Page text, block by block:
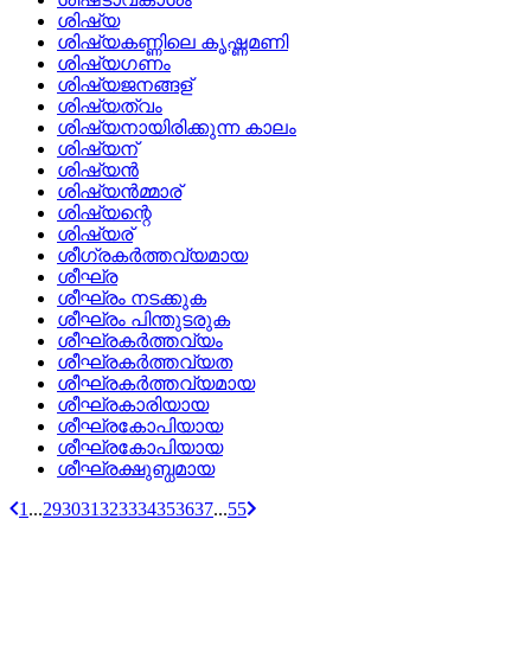
ശിഷ്യ
ശിഷ്യകണ്ണിലെ കൃഷ്ണമണി
ശിഷ്യഗണം
ശിഷ്യജനങ്ങള്
ശിഷ്യത്വം
ശിഷ്യനായിരിക്കുന്ന കാലം
ശിഷ്യന്
ശിഷ്യന്‍
ശിഷ്യന്‍മ്മാര്
ശിഷ്യന്റെ
ശിഷ്യര്
ശീഗ്രകര്‍ത്തവ്യമായ
ശീഘ്ര
ശീഘ്രം നടക്കുക
ശീഘ്രം പിന്തുടരുക
ശീഘ്രകര്‍ത്തവ്യം
ശീഘ്രകര്‍ത്തവ്യത
ശീഘ്രകര്‍ത്തവ്യമായ
ശീഘ്രകാരിയായ
ശീഘ്രകോപിയായ
ശീഘ്രകോപിയായ
ശീഘ്രക്ഷുബ്ധമായ
1 ...293031323334353637...55